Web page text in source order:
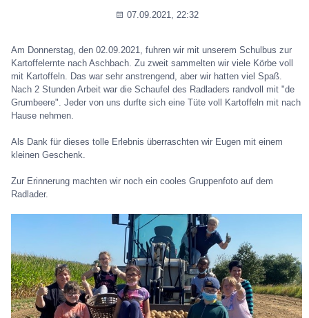
07.09.2021, 22:32
Am Donnerstag, den 02.09.2021, fuhren wir mit unserem Schulbus zur
Kartoffelernte nach Aschbach. Zu zweit sammelten wir viele Körbe voll
mit Kartoffeln. Das war sehr anstrengend, aber wir hatten viel Spaß.
Nach 2 Stunden Arbeit war die Schaufel des Radladers randvoll mit "de
Grumbeere". Jeder von uns durfte sich eine Tüte voll Kartoffeln mit nach
Hause nehmen.
Als Dank für dieses tolle Erlebnis überraschten wir Eugen mit einem
kleinen Geschenk.
Zur Erinnerung machten wir noch ein cooles Gruppenfoto auf dem
Radlader.